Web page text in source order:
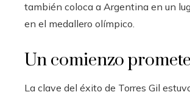
también coloca a Argentina en un
en el medallero olímpico.
Un comienzo
La clave del éxito de Torres Gil